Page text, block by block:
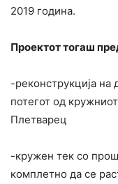
2019 година.
Проектот тогаш
-реконструкција на
потегот од
Плетварец
-кружен тек со
комплетно да се